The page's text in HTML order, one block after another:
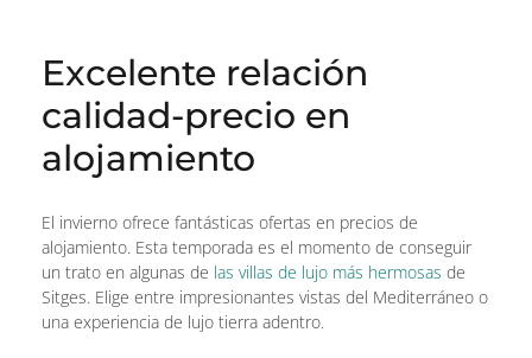
Excelente relación
calidad-precio en
alojamiento
El invierno ofrece fantásticas ofertas en precios de
alojamiento. Esta temporada es el momento de conseguir
un trato en algunas de las villas de lujo más hermosas de
Sitges. Elige entre impresionantes vistas del Mediterráneo o
una experiencia de lujo tierra adentro.